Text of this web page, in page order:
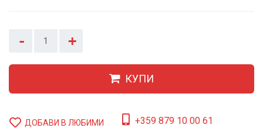
- +
КУПИ
ДОБАВИ В ЛЮБИМИ +359 879 10 00 61